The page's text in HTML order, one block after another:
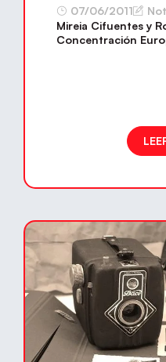
07/06/2011
Mireia Cifuentes y
Concentración